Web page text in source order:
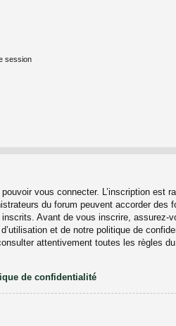
session
vous connecter. L’inscription est
du forum peuvent accorder des
Avant de vous inscrire, assurez-
et de notre politique de
attentivement toutes les règles
de confidentialité